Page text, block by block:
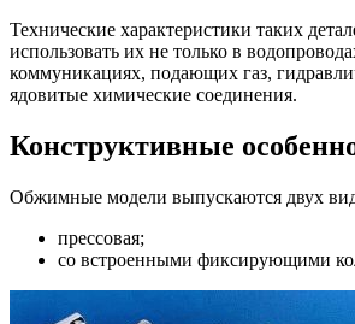
Технические характеристики таких
использовать их не только в
коммуникациях, подающих газ,
ядовитые химические соединения.
Конструктивные
Обжимные модели выпускаются двух
прессовая;
со встроенными фиксирующими